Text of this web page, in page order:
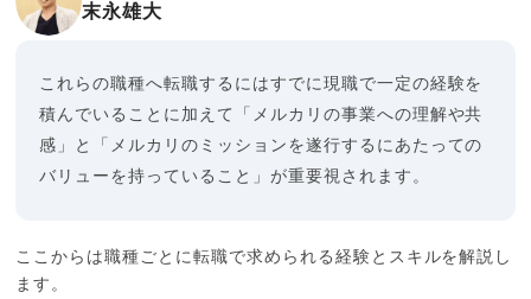
末永雄大
これらの職種へ転職するにはすでに現職で一定の経験を
積んでいることに加えて「メルカリの事業への理解や共
感」と「メルカリのミッションを遂行するにあたっての
バリューを持っていること」が重要視されます。
ここからは職種ごとに転職で求められる経験とスキルを解説し
ます。